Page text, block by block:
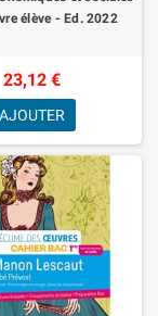
élève - Ed. 2022
23,12 €
AJOUTER